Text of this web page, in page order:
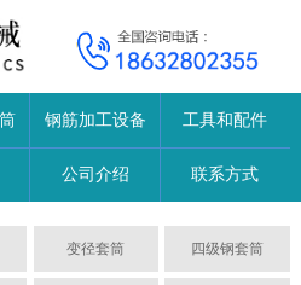
钢筋加工设备 工具和配件
公司介绍 联系方式
变径套筒 四级钢套筒